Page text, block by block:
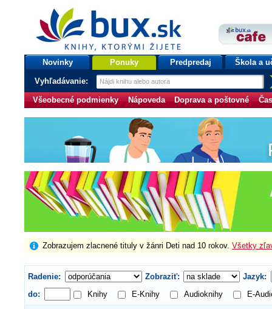
bux.sk
knihy, ktorými žijete
Úvodná stránka
Novinky Ponuky Predpredaj Škola a
Vyhľadávanie:
Všeobecné podmienky Nápoveda Doprava a poštovné
Zobrazujem zlacnené tituly v žánri Deti nad 10 rokov. Všetky
Radenie: Zobraziť:
Jazyk:
do:
Knihy E-Knihy Audioknihy E-